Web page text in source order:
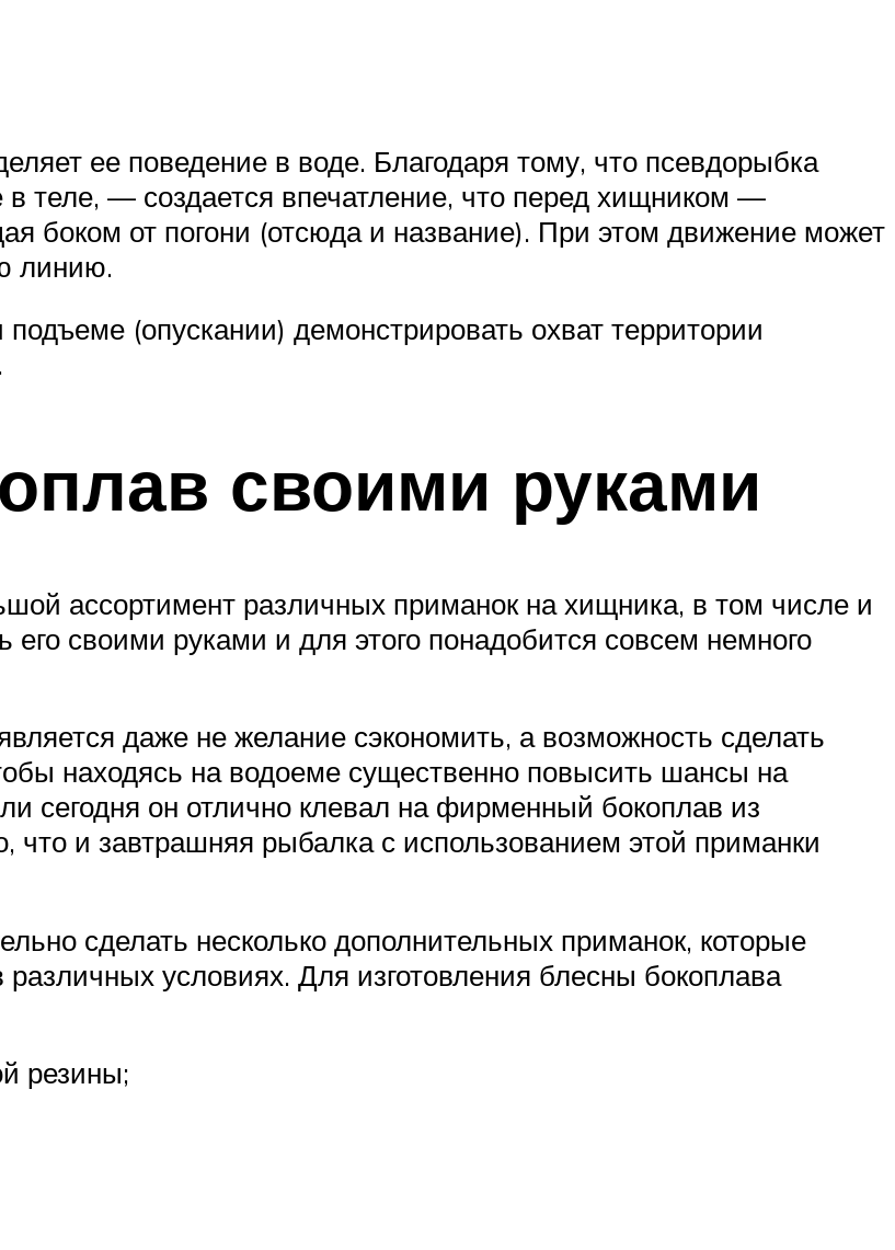
ее поведение в воде. Благодаря тому, что псевдорыбка
в теле, — создается впечатление, что перед хищником —
боком от погони (отсюда и название). При этом движение может
линию.
(опускании) демонстрировать охват территории
своими руками
ассортимент различных приманок на хищника, в том числе и
своими руками и для этого понадобится совсем немного
даже не желание сэкономить, а возможность сделать
находясь на водоеме существенно повысить шансы на
сегодня он отлично клевал на фирменный бокоплав из
что и завтрашняя рыбалка с использованием этой приманки
сделать несколько дополнительных приманок, которые
условиях. Для изготовления блесны бокоплава
резины;